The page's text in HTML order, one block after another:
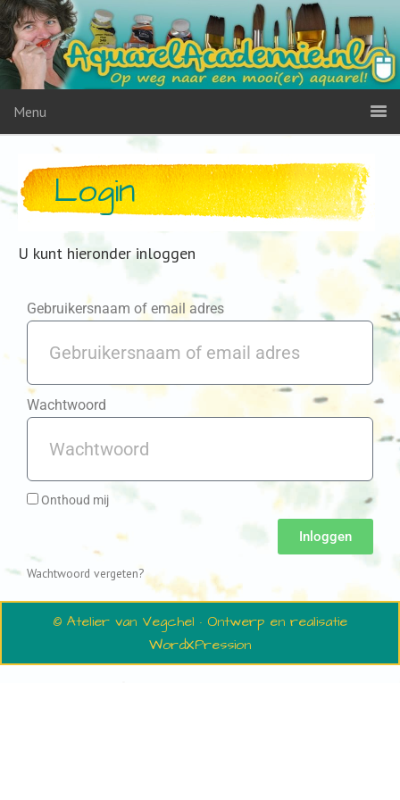
Menu
Login
U kunt hieronder inloggen
Gebruikersnaam of email adres
Wachtwoord
Onthoud mij
Inloggen
Wachtwoord vergeten?
© Atelier van Vegchel · Ontwerp en realisatie
WordXPression